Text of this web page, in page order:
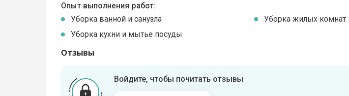
Опыт выполнения работ:
Уборка ванной и санузла
Уборка жилых комнат
Уборка кухни и мытье посуды
Отзывы
Войдите, чтобы почитать отзывы